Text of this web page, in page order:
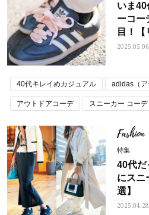
いま
ーコー
目！【
2025.05.06
40代キレイめカジュアル adidas（ア
アウトドアコーデ スニーカー コーデ
Fashion
特集
40代だ
にスニ
選】
2025.04.28